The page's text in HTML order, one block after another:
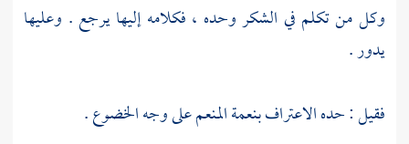
وكل من تكلم في الشكر وحده ، فكلامه إليها يرجع . وعليها
يدور .
فقيل : حده الاعتراف بنعمة المنعم على وجه الخضوع .